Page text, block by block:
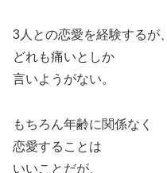
3人との恋愛を経験するが、
どれも痛いとしか
言いようがない。
もちろん年齢に関係なく
恋愛することは
いいことだが、